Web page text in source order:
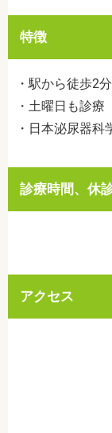
特徴
・駅から徒歩2分
・土曜日も診療
・日本泌尿器
診療時間、休
アクセス